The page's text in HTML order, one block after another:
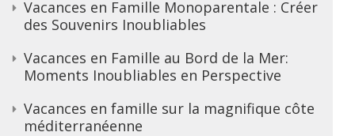
Vacances en Famille Monoparentale : Créer
des Souvenirs Inoubliables
Vacances en Famille au Bord de la Mer:
Moments Inoubliables en Perspective
Vacances en famille sur la magnifique côte
méditerranéenne